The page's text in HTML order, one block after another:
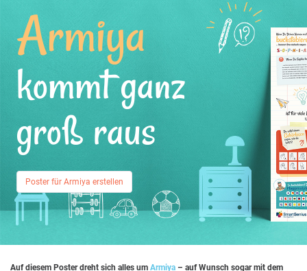
Armiya
kommt ganz
groß raus
Poster für Armiya erstellen
Auf diesem Poster dreht sich alles um Armiya – auf Wunsch sogar mit dem